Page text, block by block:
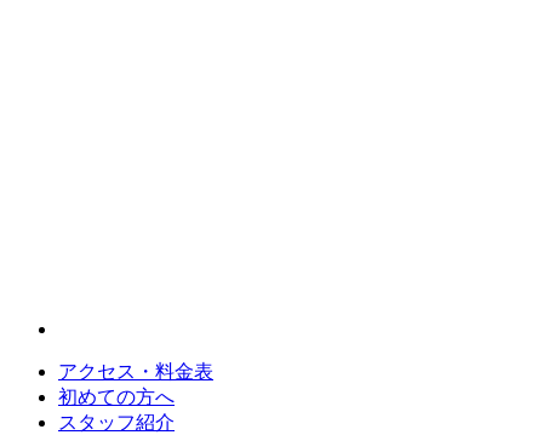
アクセス・料金表
初めての方へ
スタッフ紹介